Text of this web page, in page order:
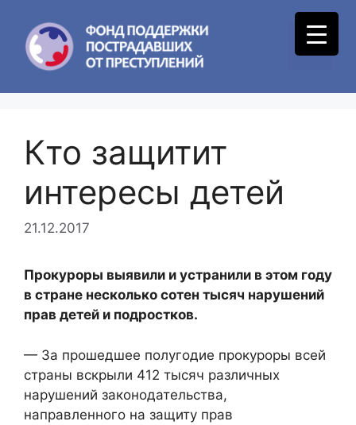
content
Menu
Кто защитит
интересы детей
21.12.2017
Прокуроры выявили и устранили в этом году
в стране несколько сотен тысяч нарушений
прав детей и подростков.
— За прошедшее полугодие прокуроры всей
страны вскрыли 412 тысяч различных
нарушений законодательства,
направленного на защиту прав